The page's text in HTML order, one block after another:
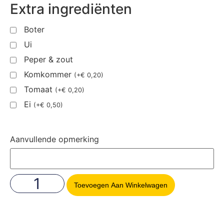
Extra ingrediënten
Boter
Ui
Peper & zout
Komkommer (+€ 0,20)
Tomaat (+€ 0,20)
Ei (+€ 0,50)
Aanvullende opmerking
Toevoegen Aan Winkelwagen